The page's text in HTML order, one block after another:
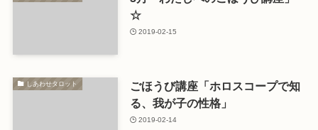
☆
2019-02-15
しあわせタロット
ごほうび講座「ホロスコープで知
る、我が子の性格」
2019-02-14